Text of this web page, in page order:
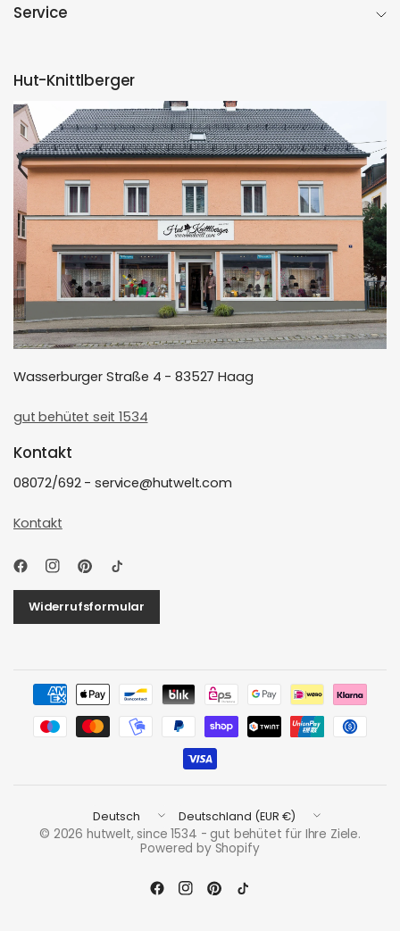
Service
Hut-Knittlberger
Wasserburger Straße 4 - 83527 Haag
gut behütet seit 1534
Kontakt
08072/692 - service@hutwelt.com
Kontakt
Widerrufsformular
Land/Region
aktualisieren
Land/Region
aktualisieren
© 2026 hutwelt, since 1534 - gut behütet für Ihre Ziele.
Powered by Shopify